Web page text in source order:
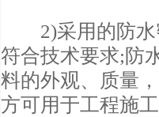
2)采用的防水
符合技术要求;防
料的外观、质量
方可用于工程施